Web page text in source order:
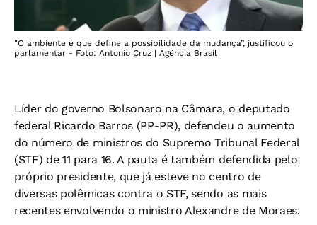
"O ambiente é que define a possibilidade da mudança”, justificou o
parlamentar - Foto: Antonio Cruz | Agência Brasil
Líder do governo Bolsonaro na Câmara, o deputado
federal Ricardo Barros (PP-PR), defendeu o aumento
do número de ministros do Supremo Tribunal Federal
(STF) de 11 para 16. A pauta é também defendida pelo
próprio presidente, que já esteve no centro de
diversas polêmicas contra o STF, sendo as mais
recentes envolvendo o ministro Alexandre de Moraes.